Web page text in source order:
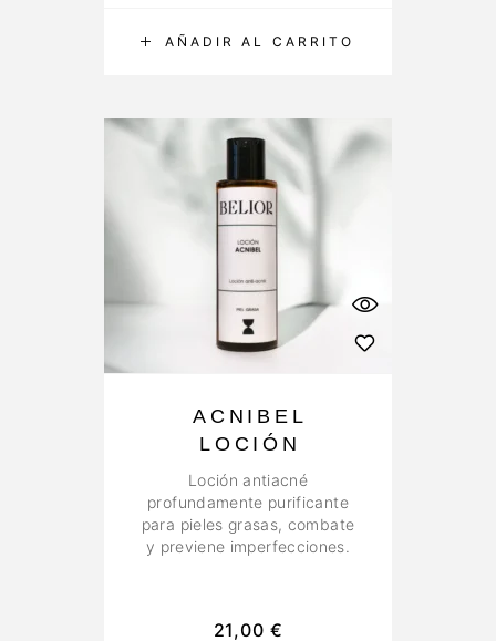
AÑADIR AL CARRITO
ACNIBEL
LOCIÓN
Loción antiacné
profundamente purificante
para pieles grasas, combate
y previene imperfecciones.
21,00 €